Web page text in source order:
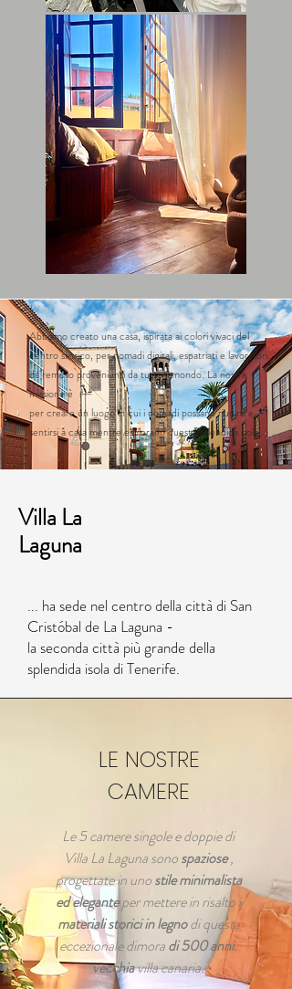
Abbiamo creato una casa, ispirata ai colori vivaci del
centro storico, per nomadi digitali, espatriati e lavoratori
da remoto provenienti da tutto il mondo. La nostra
missione è
per creare un luogo in cui i nomadi possano riunirsi e
sentirsi a casa mentre esplorano questa splendida isola.
Villa La
Laguna
... ha sede nel centro della città di San
Cristóbal de La Laguna -
la seconda città più grande della
splendida isola di Tenerife.
LE NOSTRE
CAMERE
Le 5 camere singole e doppie di
Villa La Laguna sonospaziose,
progettate in unostile minimalista
ed eleganteper mettere in risalto i
materiali storici in legnodi questa
eccezionale dimoradi 500 anni.
vecchiavilla canaria.